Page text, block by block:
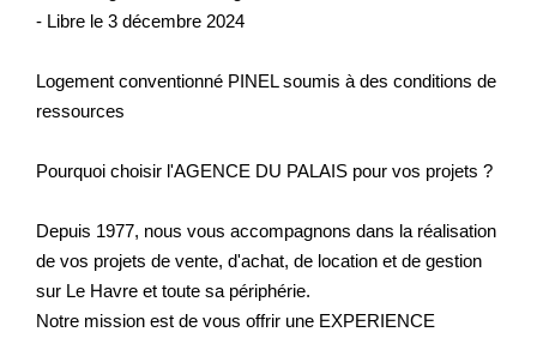
- Libre le 3 décembre 2024
Logement conventionné PINEL soumis à des conditions de
ressources
Pourquoi choisir l'AGENCE DU PALAIS pour vos projets ?
Depuis 1977, nous vous accompagnons dans la réalisation
de vos projets de vente, d'achat, de location et de gestion
sur Le Havre et toute sa périphérie.
Notre mission est de vous offrir une EXPERIENCE